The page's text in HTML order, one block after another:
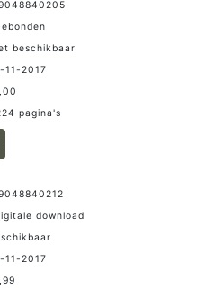
beschikbaar
11-2017
pagina's
download
11-2017